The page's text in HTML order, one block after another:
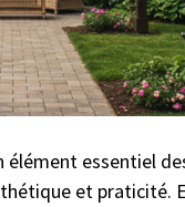
élément essentiel
et praticité.